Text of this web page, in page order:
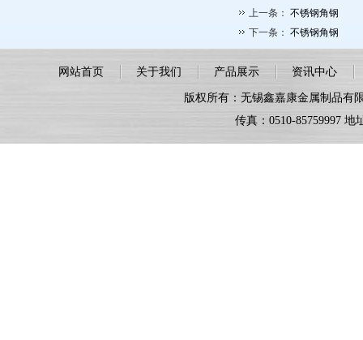
上一条： 不锈钢角钢
下一条： 不锈钢角钢
网站首页 关于我们 产品展示 资讯中心
版权所有：无锡鑫嘉康金属制品有
传真：0510-85759997